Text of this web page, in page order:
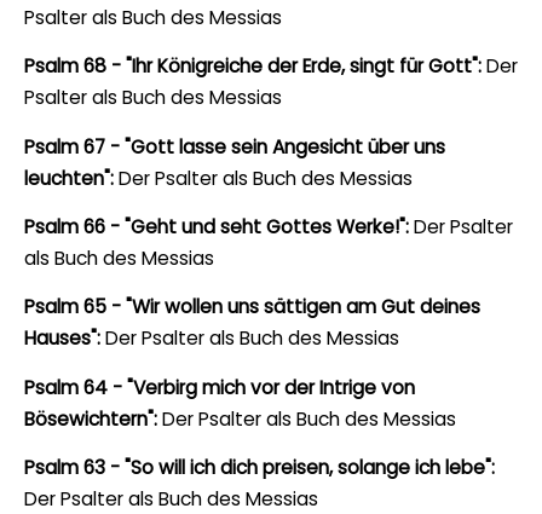
Psalter als Buch des Messias
Psalm 68 - "Ihr Königreiche der Erde, singt für Gott":Der
Psalter als Buch des Messias
Psalm 67 - "Gott lasse sein Angesicht über uns
leuchten":Der Psalter als Buch des Messias
Psalm 66 - "Geht und seht Gottes Werke!":Der Psalter
als Buch des Messias
Psalm 65 - "Wir wollen uns sättigen am Gut deines
Hauses":Der Psalter als Buch des Messias
Psalm 64 - "Verbirg mich vor der Intrige von
Bösewichtern":Der Psalter als Buch des Messias
Psalm 63 - "So will ich dich preisen, solange ich lebe":
Der Psalter als Buch des Messias